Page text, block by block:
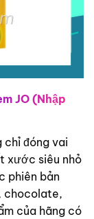
JO (Nhập
đóng vai
xước siêu nhỏ
phiên bản
chocolate,
của hãng có